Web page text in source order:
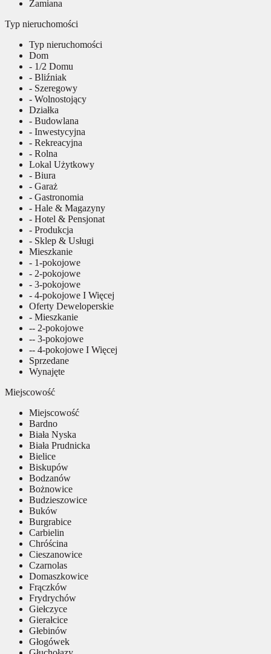
Zamiana
Typ nieruchomości
Typ nieruchomości
Dom
- 1/2 Domu
- Bliźniak
- Szeregowy
- Wolnostojący
Działka
- Budowlana
- Inwestycyjna
- Rekreacyjna
- Rolna
Lokal Użytkowy
- Biura
- Garaż
- Gastronomia
- Hale & Magazyny
- Hotel & Pensjonat
- Produkcja
- Sklep & Usługi
Mieszkanie
- 1-pokojowe
- 2-pokojowe
- 3-pokojowe
- 4-pokojowe I Więcej
Oferty Deweloperskie
- Mieszkanie
-- 2-pokojowe
-- 3-pokojowe
-- 4-pokojowe I Więcej
Sprzedane
Wynajęte
Miejscowość
Miejscowość
Bardno
Biała Nyska
Biała Prudnicka
Bielice
Biskupów
Bodzanów
Bożnowice
Budzieszowice
Buków
Burgrabice
Carbielin
Chróścina
Cieszanowice
Czarnolas
Domaszkowice
Frączków
Frydrychów
Giełczyce
Gierałcice
Głebinów
Głogówek